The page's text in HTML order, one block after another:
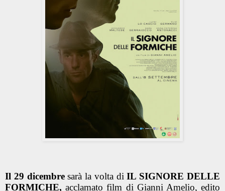
Il 29 dicembresarà la volta di IL SIGNORE DELLE
FORMICHE, acclamato film di Gianni Amelio, edito